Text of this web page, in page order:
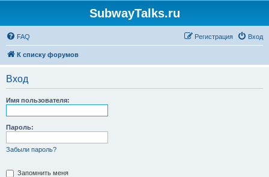
SubwayTalks.ru
FAQ Вход
Регистрация
К списку форумов
Вход
Имя пользователя:
Пароль:
Забыли пароль?
Запомнить меня